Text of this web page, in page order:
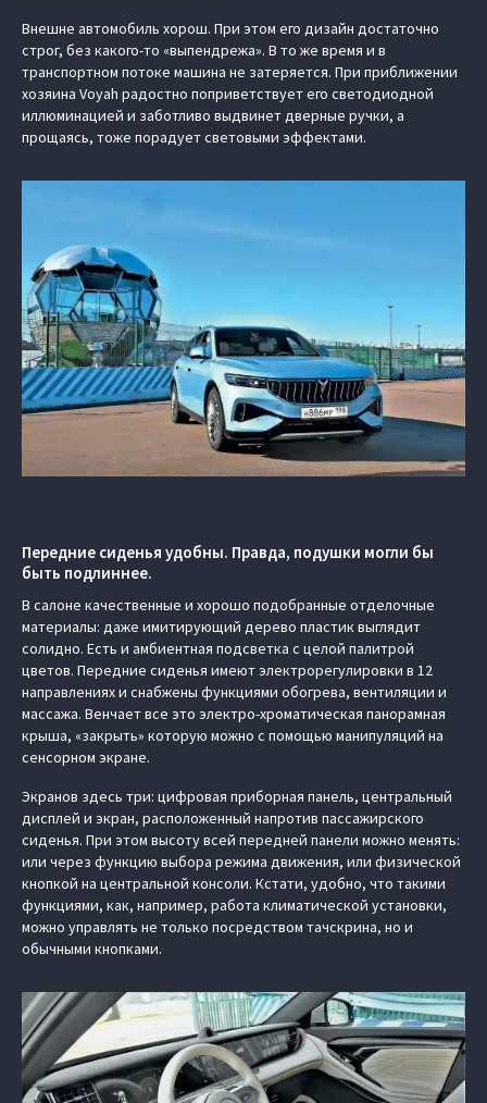
Внешне автомобиль хорош. При этом его дизайн достаточно
строг, без какого-то «выпендрежа». В то же время и в
транспортном потоке машина не затеряется. При приближении
хозяина Voyah радостно поприветствует его светодиодной
иллюминацией и заботливо выдвинет дверные ручки, а
прощаясь, тоже порадует световыми эффектами.
Передние сиденья удобны. Правда, подушки могли бы
быть подлиннее.
В салоне качественные и хорошо подобранные отделочные
материалы: даже имитирующий дерево пластик выглядит
солидно. Есть и амбиентная подсветка с целой палитрой
цветов. Передние сиденья имеют электрорегулировки в 12
направлениях и снабжены функциями обогрева, вентиляции и
массажа. Венчает все это электро-хроматическая панорамная
крыша, «закрыть» которую можно с помощью манипуляций на
сенсорном экране.
Экранов здесь три: цифровая приборная панель, центральный
дисплей и экран, расположенный напротив пассажирского
сиденья. При этом высоту всей передней панели можно менять:
или через функцию выбора режима движения, или физической
кнопкой на центральной консоли. Кстати, удобно, что такими
функциями, как, например, работа климатической установки,
можно управлять не только посредством тачскрина, но и
обычными кнопками.